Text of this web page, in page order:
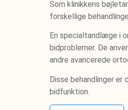
Som klinikkens
forskellige
En specialtandlæge i
bidproblemer. De
andre avancerede
Disse behandlinger
bidfunktion.